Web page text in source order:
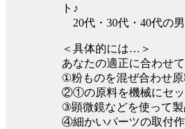
ト♪
20代・30代・40代の
＜具体的には…＞
あなたの適正に合わせ
①粉ものを混ぜ合わせ原
②①の原料を機械にセッ
③顕微鏡などを使って
④細かいパーツの取付